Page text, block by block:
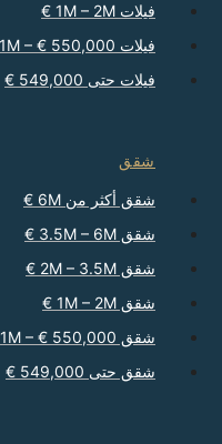
فيلات 1M – 2M €
فيلات 550,000 € – 1M
فيلات حتى 549,000 €
شقق
شقق أكثر من 6M €
شقق 3.5M – 6M €
شقق 2M – 3.5M €
شقق 1M – 2M €
شقق 550,000 € – 1M
شقق حتى 549,000 €